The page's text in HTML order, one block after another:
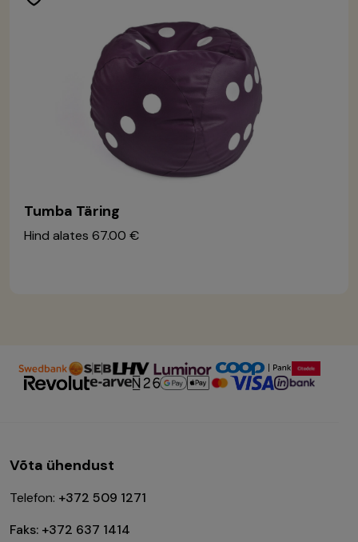
Tumba Täring
Hind alates 67.00 €
Võta ühendust
Telefon: +372 509 1271
Faks: +372 637 1414